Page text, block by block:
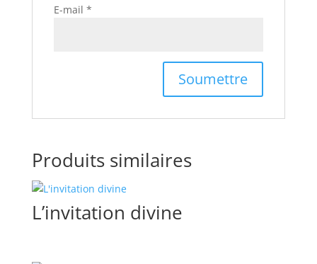
E-mail *
Produits similaires
L’invitation divine